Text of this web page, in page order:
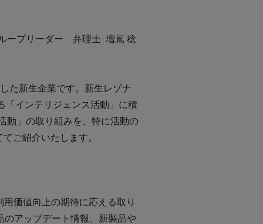
ープリーダー 弁理士 増嶌 稔
た新生企業です。新生レゾナ
「インテリジェンス活動」に積
動」の取り組みを、特に活動の
ご紹介いたします。
価値向上の期待に応える取り
アップデート情報、新製品や